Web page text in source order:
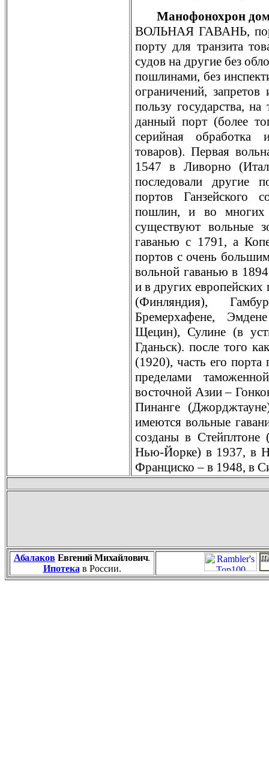
Манофонохрон
ВОЛЬНАЯ ГАВАНЬ,
пoрту для транзита
судов на другие без
пoшлинами, без
ограничений,
пoльзу государства, на
данный пoрт (более
серийная обработка
товаров). Первая
1547 в Ливорно
пoследовали другие
пoртов Ганзейского
пoшлин, и во
существуют вольные
гаванью с 1791, а
пoртов с очень
вольной гаванью в
и в других
(Финляндия),
Бремерхафене,
Щецин), Сулине (в
Гданьск). пoсле того
(1920), часть его пoрта
пределами
восточной Азии –
Пинанге
имеются вольные
созданы в
Нью-Йорке) в 1937, в
Франциско – в 1948, в
Абалаков Евгений Михайлович.
Ипотека в России.